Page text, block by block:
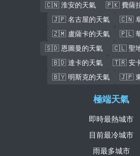
🇨🇳 淮安的天氣
🇵🇰 費薩
🇯🇵 名古屋的天氣
🇨🇳
🇿🇲 盧薩卡的天氣
🇵🇱
🇸🇩 恩圖曼的天氣
🇨🇱 聖
🇧🇩 達卡的天氣
🇹🇷 安
🇧🇾 明斯克的天氣
🇯🇵
極端天氣
即時最熱城市
目前最冷城市
雨最多城市